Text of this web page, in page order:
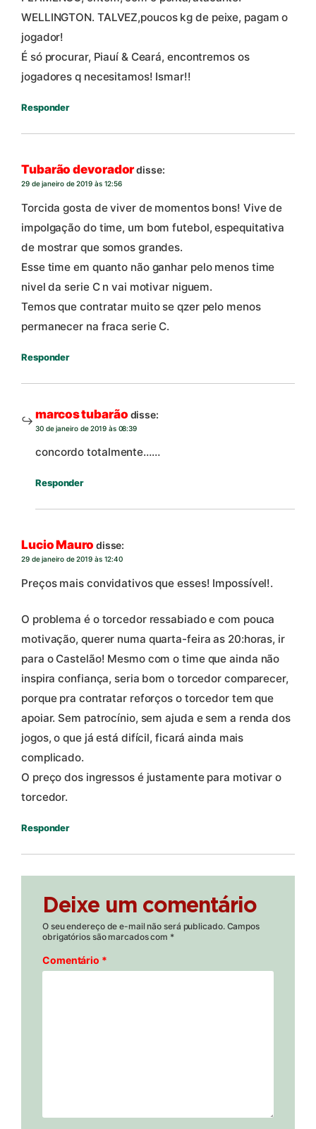
WELLINGTON. TALVEZ,poucos kg de peixe, pagam o
jogador!
É só procurar, Piauí & Ceará, encontremos os
jogadores q necesitamos! Ismar!!
Responder
Tubarão devoradordisse:
29 de janeiro de 2019 às 12:56
Torcida gosta de viver de momentos bons! Vive de
impolgação do time, um bom futebol, espequitativa
de mostrar que somos grandes.
Esse time em quanto não ganhar pelo menos time
nivel da serie C n vai motivar niguem.
Temos que contratar muito se qzer pelo menos
permanecer na fraca serie C.
Responder
marcos tubarão disse:
30 de janeiro de 2019 às 08:39
concordo totalmente……
Responder
Lucio Mauro disse:
29 de janeiro de 2019 às 12:40
Preços mais convidativos que esses! Impossível!.
O problema é o torcedor ressabiado e com pouca
motivação, querer numa quarta-feira as 20:horas, ir
para o Castelão! Mesmo com o time que ainda não
inspira confiança, seria bom o torcedor comparecer,
porque pra contratar reforços o torcedor tem que
apoiar. Sem patrocínio, sem ajuda e sem a renda dos
jogos, o que já está difícil, ficará ainda mais
complicado.
O preço dos ingressos é justamente para motivar o
torcedor.
Responder
Deixe um comentário
O seu endereço de e-mail não será publicado. Campos
obrigatórios são marcados com *
Comentário *